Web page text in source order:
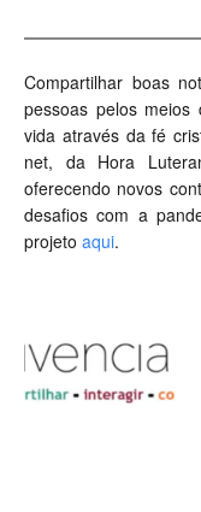
Compartilhar boas
pessoas pelos
vida através da fé
net, da Hora
oferecendo novos
desafios com a
projeto aqui.